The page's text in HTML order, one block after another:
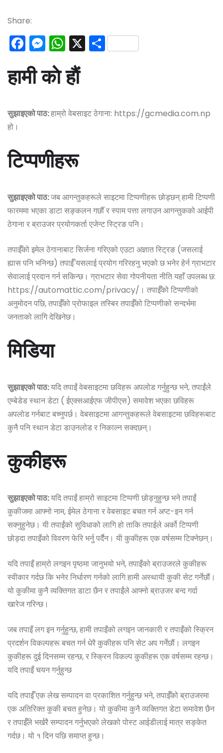
Share:
F
a
c
e
b
o
k
M
e
s
s
e
n
e
r
W
h
a
ts
A
p
X S
h
e
हामी काे हाैं
सुझाइएको पाठ:हाम्रो वेबसाइट ठेगाना: https://gcmedia.com.np
हो।
टिप्पणीहरू
सुझाइएको पाठ:जब आगन्तुकहरूले साइटमा टिप्पणीहरू छोड्छन् हामी टिप्पणी
फारममा भएका डाटा सङ्कलन गर्छौँ र स्पाम पत्ता लगाउन आगन्तुकको आईपी
ठेगाना र ब्राउजर प्रयोगकर्ता एजेन्ट स्ट्रिङ पनि।
तपाईँको इमेल ठेगानाबाट सिर्जना गरिएको एउटा अज्ञात स्ट्रिङ (जसलाई
ह्यास पनि भनिन्छ) तपाईँ यसलाई प्रयोग गरिरहनु भएको छ भनेर हेर्न ग्राभटार
सेवालाई प्रदान गर्न सकिन्छ। ग्राभटार सेवा गोपनीयता नीति यहाँ उपलब्ध छ:
https://automattic.com/privacy/। तपाईँको टिप्पणीको
अनुमोदन पछि, तपाईँको प्रोफाइल तस्बिर तपाईँको टिप्पणीको सन्दर्भमा
जनताको लागि देखिनेछ।
मिडिया
सुझाइएको पाठ:यदि तपाईं वेबसाइटमा छविहरू अपलोड गर्नुहुन्छ भने, तपाईंले
एम्बेडेड स्थान डेटा ( ईएक्सआईएफ जीपीएस) समावेश भएका छविहरू
अपलोड गर्नबाट बच्नुपर्छ। वेबसाइटमा आगन्तुकहरूले वेबसाइटमा छविहरूबाट
कुनै पनि स्थान डेटा डाउनलोड र निकाल्न सक्दछन्।
कुकीहरू
सुझाइएको पाठ:यदि तपाईं हाम्रो साइटमा टिप्पणी छोड्नुहुन्छ भने तपाईं
कुकीजमा आफ्नो नाम, ईमेल ठेगाना र वेबसाइट बचत गर्न अप्ट-इन गर्न
सक्नुहुनेछ। यी तपाईंको सुविधाको लागि हो ताकि तपाईले अर्को टिप्पणी
छोड्दा तपाइँको विवरण फेरि भर्नु पर्दैन। यी कुकीहरू एक वर्षसम्म टिक्नेछन्।
यदि तपाइँ हाम्रो लगइन पृष्ठमा जानुभयो भने, तपाइँको ब्राउजरले कुकीहरू
स्वीकार गर्दछ कि भनेर निर्धारण गर्नको लागि हामी अस्थायी कुकी सेट गर्नेछौं।
यो कुकीमा कुनै व्यक्तिगत डाटा छैन र तपाईंले आफ्नो ब्राउजर बन्द गर्दा
खारेज गरिन्छ।
जब तपाइँ लग इन गर्नुहुन्छ, हामी तपाइँको लगइन जानकारी र तपाइँको स्क्रिन
प्रदर्शन विकल्पहरू बचत गर्न धेरै कुकीहरू पनि सेट अप गर्नेछौं। लगइन
कुकीहरू दुई दिनसम्म रहन्छ, र स्क्रिन विकल्प कुकीहरू एक वर्षसम्म रहन्छ।
यदि तपाइँ चयन गर्नुहुन्छ
यदि तपाईँ एक लेख सम्पादन वा प्रकाशित गर्नुहुन्छ भने, तपाईँको ब्राउजरमा
एक अतिरिक्त कुकी बचत हुनेछ। यो कुकीमा कुनै व्यक्तिगत डेटा समावेश छैन
र तपाईँले भर्खरै सम्पादन गर्नुभएको लेखको पोस्ट आईडीलाई मात्र सङ्केत
गर्दछ। यो १ दिन पछि समाप्त हुन्छ।